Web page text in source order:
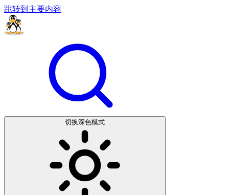
跳转到主要内容
切换深色模式